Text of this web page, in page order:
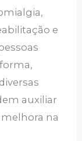
e
auxiliar
na